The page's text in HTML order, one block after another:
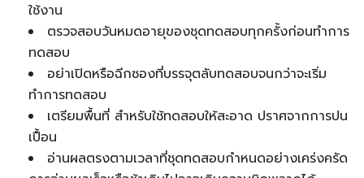
ใช้งาน
ตรวจสอบวันหมดอายุของชุดทดสอบทุกครั้งก่อนทำการ
ทดสอบ
อย่าเปิดหรือฉีกซองที่บรรจุตลับทดสอบจนกว่าจะเริ่ม
ทำการทดสอบ
เตรียมพื้นที่ สำหรับใช้ทดสอบให้สะอาด ปราศจากการปน
เปื้อน
อ่านผลตรงตามเวลาที่ชุดทดสอบกำหนดอย่างเคร่งครัด